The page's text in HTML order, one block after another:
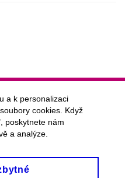
a k personalizaci
cookies. Když
poskytnete nám
a analýze.